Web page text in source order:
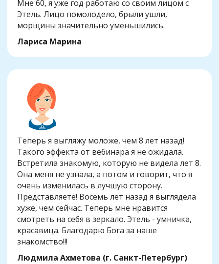
Мне 60, я уже год работаю со своим лицом с
Этель. Лицо помолодело, брыли ушли,
морщины значительно уменьшились.
Лариса Марина
Теперь я выгляжу моложе, чем 8 лет назад!
Такого эффекта от вебинара я не ожидала.
Встретила знакомую, которую не видела лет 8.
Она меня не узнала, а потом и говорит, что я
очень изменилась в лучшую сторону.
Представляете! Восемь лет назад я выглядела
хуже, чем сейчас. Теперь мне нравится
смотреть на себя в зеркало. Этель - умничка,
красавица. Благодарю Бога за наше
знакомство!!!
Людмила Ахметова (г. Санкт-Петербург)